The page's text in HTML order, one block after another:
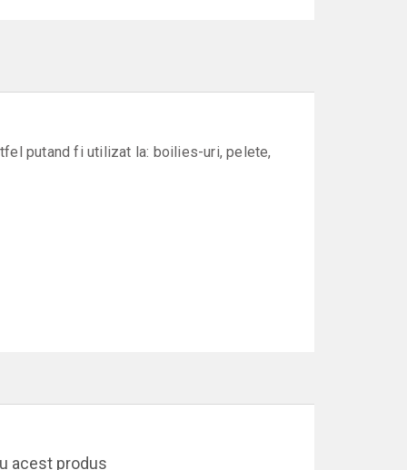
putand fi utilizat la: boilies-uri, pelete,
acest produs